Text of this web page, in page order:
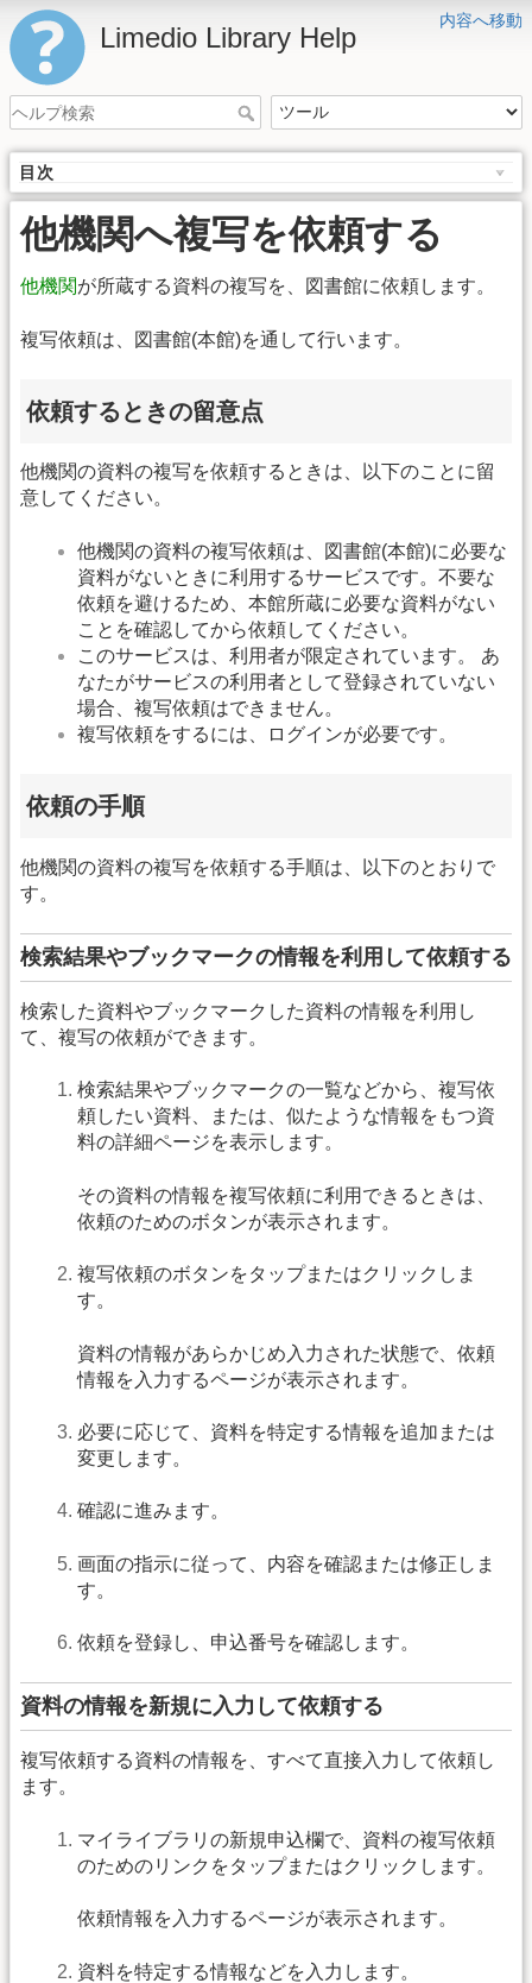
内容へ移動
Limedio Library Help
目次
他機関へ複写を依頼する
他機関が所蔵する資料の複写を、図書館に依頼します。
複写依頼は、図書館(本館)を通して行います。
依頼するときの留意点
他機関の資料の複写を依頼するときは、以下のことに留
意してください。
他機関の資料の複写依頼は、図書館(本館)に必要な
資料がないときに利用するサービスです。不要な
依頼を避けるため、本館所蔵に必要な資料がない
ことを確認してから依頼してください。
このサービスは、利用者が限定されています。 あ
なたがサービスの利用者として登録されていない
場合、複写依頼はできません。
複写依頼をするには、ログインが必要です。
依頼の手順
他機関の資料の複写を依頼する手順は、以下のとおりで
す。
検索結果やブックマークの情報を利用して依頼する
検索した資料やブックマークした資料の情報を利用し
て、複写の依頼ができます。
検索結果やブックマークの一覧などから、複写依
頼したい資料、または、似たような情報をもつ資
料の詳細ページを表示します。
その資料の情報を複写依頼に利用できるときは、
依頼のためのボタンが表示されます。
複写依頼のボタンをタップまたはクリックしま
す。
資料の情報があらかじめ入力された状態で、依頼
情報を入力するページが表示されます。
必要に応じて、資料を特定する情報を追加または
変更します。
確認に進みます。
画面の指示に従って、内容を確認または修正しま
す。
依頼を登録し、申込番号を確認します。
資料の情報を新規に入力して依頼する
複写依頼する資料の情報を、すべて直接入力して依頼し
ます。
マイライブラリの新規申込欄で、資料の複写依頼
のためのリンクをタップまたはクリックします。
依頼情報を入力するページが表示されます。
資料を特定する情報などを入力します。